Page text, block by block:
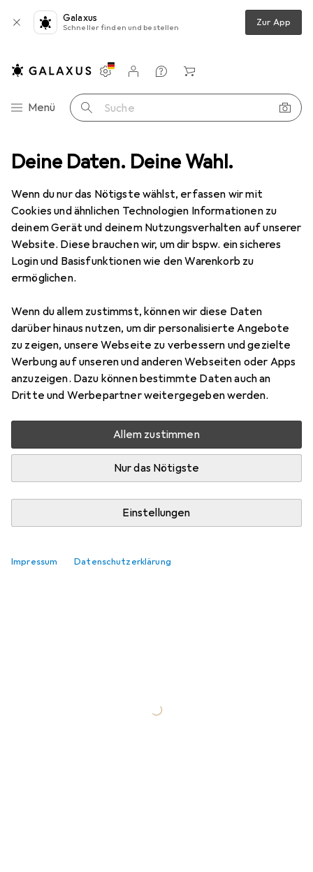
Deine Daten. Deine Wahl.
Wenn du nur das Nötigste wählst, erfassen wir mit
Cookies und ähnlichen Technologien Informationen zu
deinem Gerät und deinem Nutzungsverhalten auf unserer
Website. Diese brauchen wir, um dir bspw. ein sicheres
Login und Basisfunktionen wie den Warenkorb zu
ermöglichen.
Wenn du allem zustimmst, können wir diese Daten
darüber hinaus nutzen, um dir personalisierte Angebote
zu zeigen, unsere Webseite zu verbessern und gezielte
Werbung auf unseren und anderen Webseiten oder Apps
anzuzeigen. Dazu können bestimmte Daten auch an
Dritte und Werbepartner weitergegeben werden.
Allem zustimmen
Nur das Nötigste
Einstellungen
Impressum Datenschutzerklärung
Galaxus
Schneller finden und bestellen Zur App
Navigation nach Kategorien
Menü Suche
Einstellungen
Kundenkonto
Vergleichslisten
Merklisten
Warenkorb
Küche Geschirr + Besteck Geschirr
Eierbecher
Produkte Forum